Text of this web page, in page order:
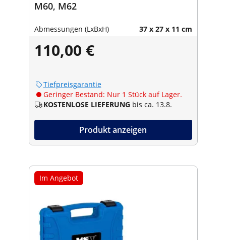
M60, M62
Abmessungen (LxBxH) 37 x 27 x 11 cm
110,00 €
Tiefpreisgarantie
Geringer Bestand: Nur 1 Stück auf Lager.
KOSTENLOSE LIEFERUNG bis ca. 13.8.
Produkt anzeigen
Im Angebot